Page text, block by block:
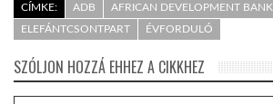
CÍMKE:
ADB
AFRICAN DEVELOPMENT BANK
ELEFÁNTCSONTPART
ÉVFORDULÓ
SZÓLJON HOZZÁ EHHEZ A CIKKHEZ